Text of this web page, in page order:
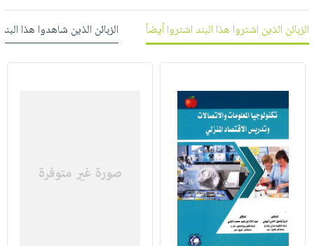
العناية
بالأسنان
الحمية
والتغذية
المائدة
الأوعية
المطبخ
الأكثر
مبيعاً
العودة
للمدارس
اكسسوارات
كتب
اكسسوارات
منزلية
اكسسوارات
ملابس
مطرزات
حقائب
شحن
مجاني
بنود
كل
الاشتراكات
صندوق
القراءة
iKitab
بلا
حدود
بحث
متقدم
وفرات
الزبائن الذين اشتروا هذا البند اشتروا أيضاً الزبائن الذين شاهدوا هذا